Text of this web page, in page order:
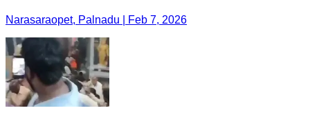
Narasaraopet, Palnadu | Feb 7, 2026